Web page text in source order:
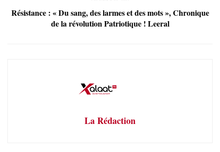
Résistance : « Du sang, des larmes et des mots », Chronique
de la révolution Patriotique ! Leeral
La Rédaction